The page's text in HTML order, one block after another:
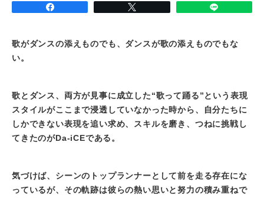
歌がダンスの添えものでも、ダンスが歌の添えものでもな
い。
歌とダンス、両方が見事に成立した“歌って踊る”という表現
スタイルがここまで浸透していなかった時から、自分たちに
しかできない表現を追い求め、スキルを磨き、つねに挑戦し
てきたのがDa-iCEである。
気づけば、シーンのトップランナーとして前を走る存在にな
っているが、その軌跡は彼らの熱い思いと努力の積み重ねで